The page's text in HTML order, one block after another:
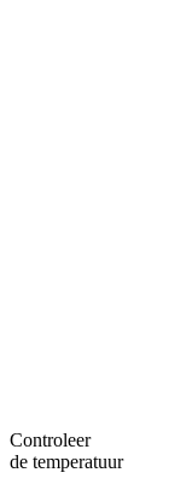
Controleer
de temperatuur